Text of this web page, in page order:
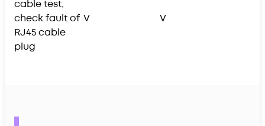
cable test,
check fault of
RJ45 cable
plug
V V